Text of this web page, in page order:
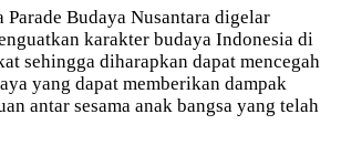
Parade Budaya Nusantara digelar
karakter budaya Indonesia di
sehingga diharapkan dapat mencegah
yang dapat memberikan dampak
antar sesama anak bangsa yang telah